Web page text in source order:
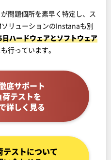
問題個所を素早く特定し、ス
リューションのInstanaも別
ハードウェアとソフトウェア
行っています。
底サポート
テストを
詳しく見る
ストについて